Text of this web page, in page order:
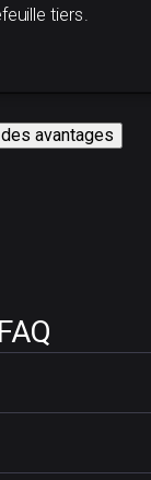
tiers.
avantages
FAQ